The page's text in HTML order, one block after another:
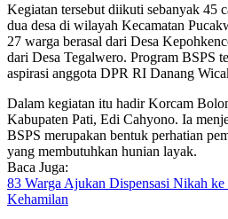
Kegiatan tersebut diikuti sebanyak 45
dua desa di wilayah Kecamatan
27 warga berasal dari Desa
dari Desa Tegalwero. Program BSPS
aspirasi anggota DPR RI Danang
Dalam kegiatan itu hadir Korcam
Kabupaten Pati, Edi Cahyono. Ia
BSPS merupakan bentuk perhatian
yang membutuhkan hunian layak.
Baca Juga:
83 Warga Ajukan Dispensasi Nikah
Kehamilan